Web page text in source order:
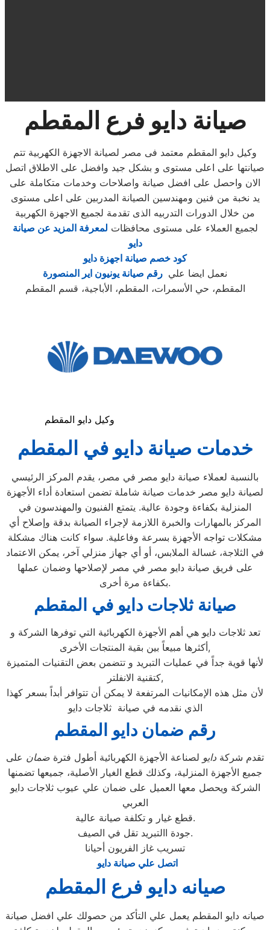
صيانة دايو فرع المقطم
وكيل دايو المقطم معتمد فى مصر لصيانة الاجهزة الكهربية تتم
صيانتها على اعلى مستوى و بشكل جيد وافضل على الاطلاق اتصل
الان واحصل على افضل صيانة واصلاحات وخدمات متكاملة على
يد نخبة من فنين ومهندسين الصيانة المدربين على اعلى مستوى
من خلال الدورات التدربيه الذى تقدمة لجميع الاجهزة الكهربية
لجميع العملاء على مستوى محافظات لمعرفة المزيد عن صيانة
دايو
كود خصم صيانة اجهزة دايو
نعمل ايضا علي رقم صيانة يونيون اير المنصورة
المقطم، حي الأسمرات، المقطم، الأباجية، قسم المقطم
وكيل دايو المقطم
خدمات صيانة دايو في المقطم
بالنسبة لعملاء صيانة دايو مصر في مصر، يقدم المركز الرئيسي
لصيانة دايو مصر خدمات صيانة شاملة تضمن استعادة أداء الأجهزة
المنزلية بكفاءة وجودة عالية. يتمتع الفنيون والمهندسون في
المركز بالمهارات والخبرة اللازمة لإجراء الصيانة بدقة وإصلاح أي
مشكلات تواجه الأجهزة بسرعة وفاعلية. سواء كانت هناك مشكلة
في الثلاجة، غسالة الملابس، أو أي جهاز منزلي آخر، يمكن الاعتماد
على فريق صيانة دايو مصر في مصر لإصلاحها وضمان عملها
بكفاءة مرة أخرى.
صيانة ثلاجات دايو في المقطم
تعد ثلاجات دايو هي أهم الأجهزة الكهربائية التي توفرها الشركة و
أكثرها مبيعاً بين بقية المنتجات الأخرى,
لأنها قوية جداً في عمليات التبريد و تتضمن بعض التقنيات المتميزة
كتقنية الانفلتر,
لأن مثل هذه الإمكانيات المرتفعة لا يمكن أن تتوافر أبداً بسعر كهذا
الذي نقدمه في صيانة ثلاجات دايو
رقم ضمان دايو المقطم
تقدم شركة دايو لصناعة الأجهزة الكهربائية أطول فترة ضمان على
جميع الأجهزة المنزلية، وكذلك قطع الغيار الأصلية، جميعها تضمنها
الشركة ويحصل معها العميل على ضمان علي عيوب ثلاجات دايو
العربي
قطع غيار و تكلفة صيانة عالية.
جودة االتبريد تقل في الصيف.
تسريب غاز الفريون أحيانا
اتصل علي صيانة دايو
صيانه دايو فرع المقطم
صيانه دايو المقطم يعمل علي التأكد من حصولك علي افضل صيانة